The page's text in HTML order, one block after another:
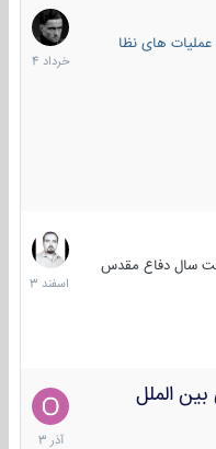
های نظامی خارجی
5
خرداد
1404
سال دفاع مقدس
20
اسفند
1403
الملل
21
آذر
1403